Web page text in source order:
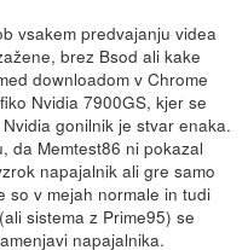
vsakem predvajanju videa
brez Bsod ali kake
downloadom v Chrome
Nvidia 7900GS, kjer se
gonilnik je stvar enaka.
da Memtest86 ni pokazal
napajalnik ali gre samo
so v mejah normale in tudi
sistema z Prime95) se
napajalnika.